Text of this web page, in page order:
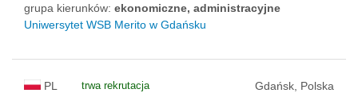
grupa kierunków: ekonomiczne, administracyjne
Uniwersytet WSB Merito w Gdańsku
PL trwa rekrutacja Gdańsk, Polska